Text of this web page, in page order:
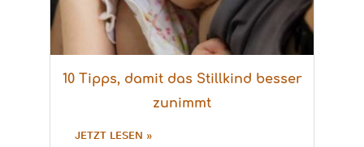
10 Tipps, damit das Stillkind besser
zunimmt
JETZT LESEN »